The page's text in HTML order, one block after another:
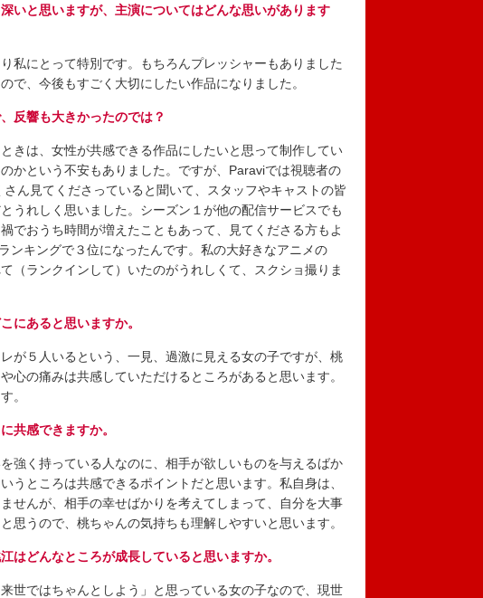
いと思いますが、主演についてはどんな思いがあります
にとって特別です。もちろんプレッシャーもありました
で、今後もすごく大切にしたい作品になりました。
反響も大きかったのでは？
は、女性が共感できる作品にしたいと思って制作してい
かという不安もありました。ですが、Paraviでは視聴者の
ん見てくださっていると聞いて、スタッフやキャストの皆
うれしく思いました。シーズン１が他の配信サービスでも
でおうち時間が増えたこともあって、見てくださる方もよ
ンキングで３位になったんです。私の大好きなアニメの
（ランクインして）いたのがうれしくて、スクショ撮りま
にあると思いますか。
５人いるという、一見、過激に見える女の子ですが、桃
心の痛みは共感していただけるところがあると思います。
。
共感できますか。
く持っている人なのに、相手が欲しいものを与えるばか
うところは共感できるポイントだと思います。私自身は、
せんが、相手の幸せばかりを考えてしまって、自分を大事
思うので、桃ちゃんの気持ちも理解しやすいと思います。
はどんなところが成長していると思いますか。
ではちゃんとしよう」と思っている女の子なので、現世